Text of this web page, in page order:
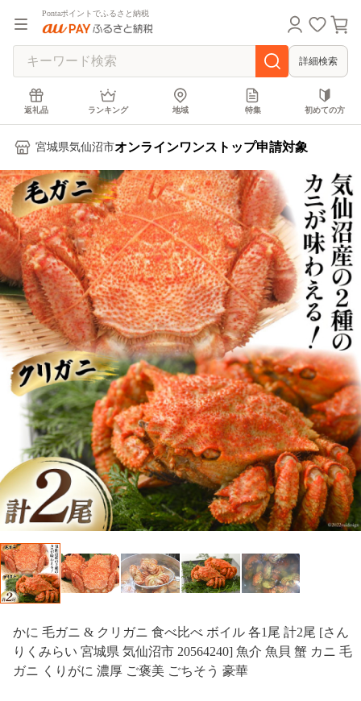
Pontaポイントでふるさと納税
詳細検索
返礼品 ランキング 地域 特集 初めての方
宮城県気仙沼市オンラインワンストップ申請対象
かに 毛ガニ & クリガニ 食べ比べ ボイル 各1尾 計2尾 [さん
りくみらい 宮城県 気仙沼市 20564240] 魚介 魚貝 蟹 カニ 毛
ガニ くりがに 濃厚 ご褒美 ごちそう 豪華